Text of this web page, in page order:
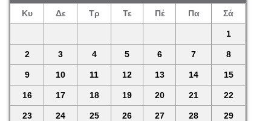
Κυ Δε Τρ Τε Πέ Πα Σά
1
2 3 4 5 6 7 8
9 10 11 12 13 14 15
16 17 18 19 20 21 22
23 24 25 26 27 28 29